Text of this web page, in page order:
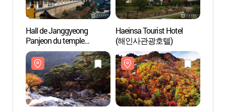
Hall de Janggyeong
Panjeon du temple
Haeinsa [Patrimoine
Mondial de l’UNESCO]
(해인사 장경판전)
Haeinsa Tourist Hotel
(해인사관광호텔)